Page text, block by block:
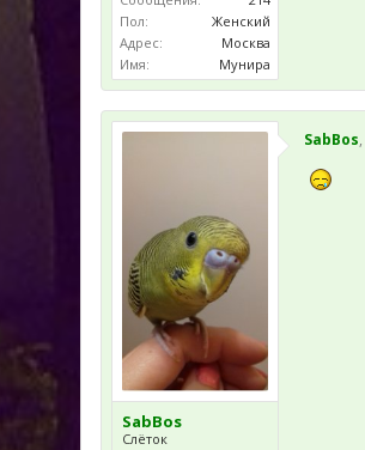
Пол:
Женский
Адрес:
Москва
Имя:
Мунира
SabBos
Слёток
SabBos,